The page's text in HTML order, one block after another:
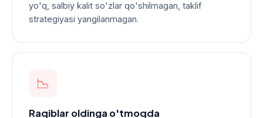
yo'q, salbiy kalit so'zlar qo'shilmagan, taklif
strategiyasi yangilanmagan.
📉
Raqiblar oldinga o'tmoqda